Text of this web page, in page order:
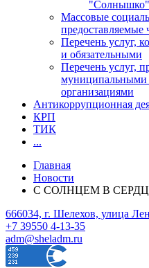
"Солнышко"
Массовые
предоставляемые
Перечень услуг,
и обязательными
Перечень услуг,
муниципальными
организациями
Антикоррупционная
КРП
ТИК
...
Главная
Новости
С СОЛНЦЕМ В
666034, г. Шелехов, улица
+7 39550 4-13-35
adm@sheladm.ru